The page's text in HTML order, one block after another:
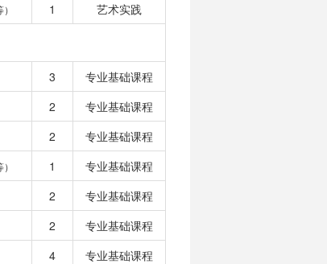
1 艺术实践
3
专业基础课程
2
专业基础课程
2
专业基础课程
1
专业基础课程
2
专业基础课程
2
专业基础课程
4
专业基础课程